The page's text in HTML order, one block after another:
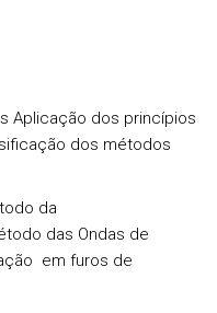
Aplicação dos princípios
dos métodos
da
das Ondas de
em furos de